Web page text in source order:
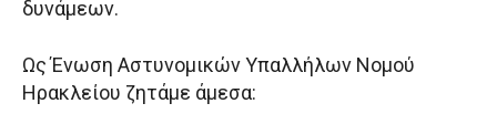
δυνάμεων.
Ως Ένωση Αστυνομικών Υπαλλήλων Νομού
Ηρακλείου ζητάμε άμεσα: